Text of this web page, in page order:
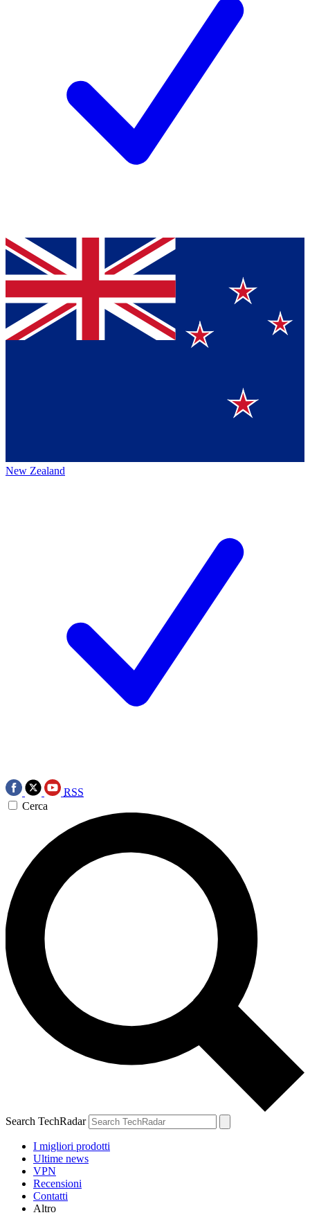
New Zealand
RSS
Cerca
Search TechRadar
I migliori prodotti
Ultime news
VPN
Recensioni
Contatti
Altro